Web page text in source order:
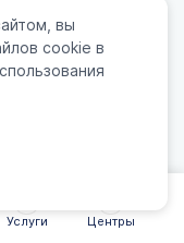
301-41-06
Услуги Центры
вы
cookie в